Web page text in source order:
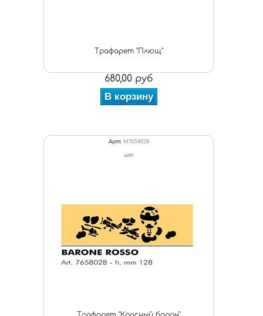
Трафарет "Плющ"
680,00 руб
В корзину
Арт: M7658028
шт